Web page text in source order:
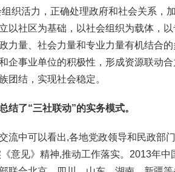
织活力，正确处理政府和社会关系，
以社区为基础，以社会组织为载体，
力量、社会力量和专业力量有机结合
企事业单位的积极性，形成资源联动
团结，实现社会稳定。
结了“三社联动”的实务模式。
流中可以看出,各地党政领导和民政部
意见》精神,推动工作落实。2013年